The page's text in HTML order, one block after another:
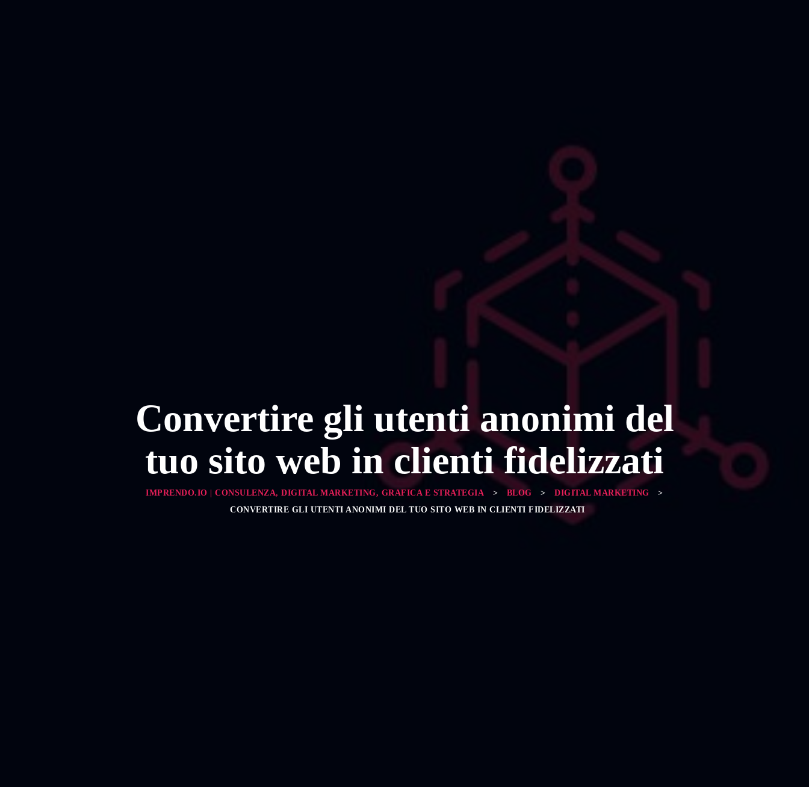
Convertire gli utenti anonimi del
tuo sito web in clienti fidelizzati
IMPRENDO.IO | CONSULENZA, DIGITAL MARKETING, GRAFICA E STRATEGIA > BLOG > DIGITAL MARKETING
>
CONVERTIRE GLI UTENTI ANONIMI DEL TUO SITO WEB IN CLIENTI FIDELIZZATI